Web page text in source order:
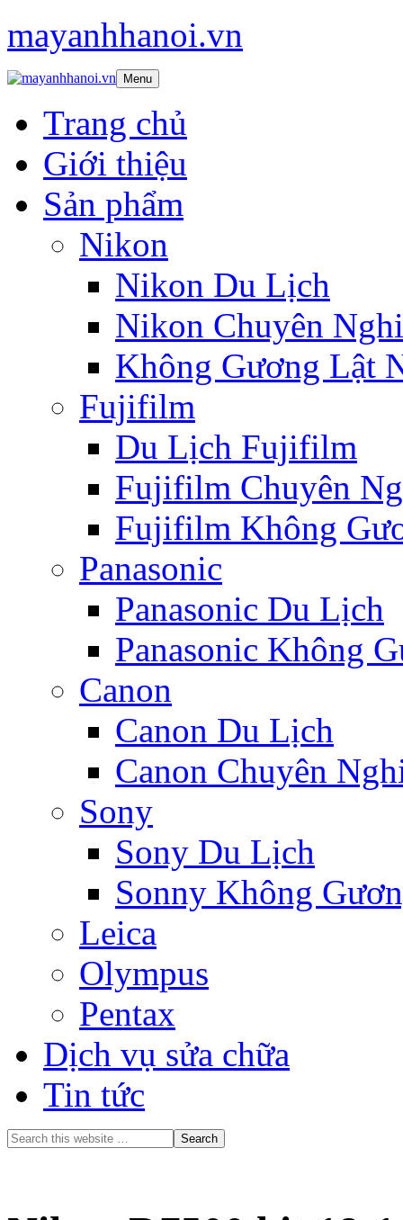
mayanhhanoi.vn
Menu
Trang chủ
Giới thiệu
Sản phẩm
Nikon
Nikon Du Lịch
Nikon Chuyên
Không Gương Lật
Fujifilm
Du Lịch Fujifilm
Fujifilm Chuyên
Fujifilm Không
Panasonic
Panasonic Du Lịch
Panasonic Không
Canon
Canon Du Lịch
Canon Chuyên
Sony
Sony Du Lịch
Sonny Không
Leica
Olympus
Pentax
Dịch vụ sửa chữa
Tin tức